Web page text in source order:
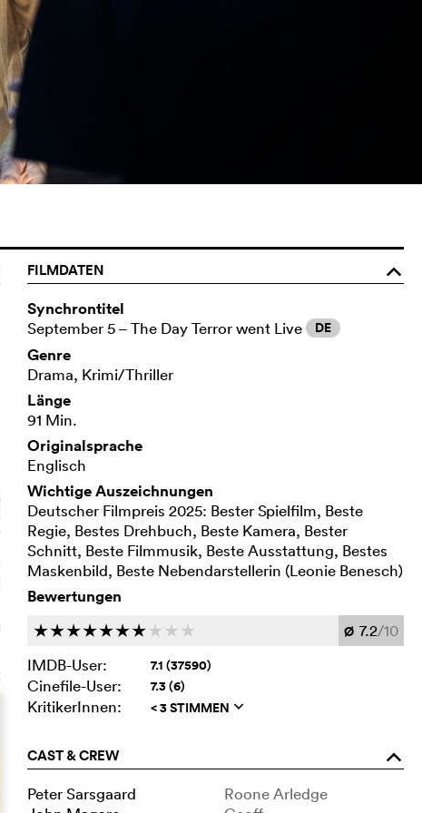
FILMDATEN
o
Synchrontitel
September 5 – The Day Terror went Live DE
Genre
Drama, Krimi/Thriller
Länge
91 Min.
Originalsprache
Englisch
Wichtige Auszeichnungen
Deutscher Filmpreis 2025: Bester Spielfilm, Beste
Regie, Bestes Drehbuch, Beste Kamera, Bester
Schnitt, Beste Filmmusik, Beste Ausstattung, Bestes
Maskenbild, Beste Nebendarstellerin (Leonie Benesch)
Bewertungen
ccccccc c c c Ø 7.2/10
IMDB-User:
7.1 (37590)
Cinefile-User: 7.3 (6)
KritikerInnen: < 3 STIMMEN q
CAST & CREW o
Peter Sarsgaard
Roone Arledge